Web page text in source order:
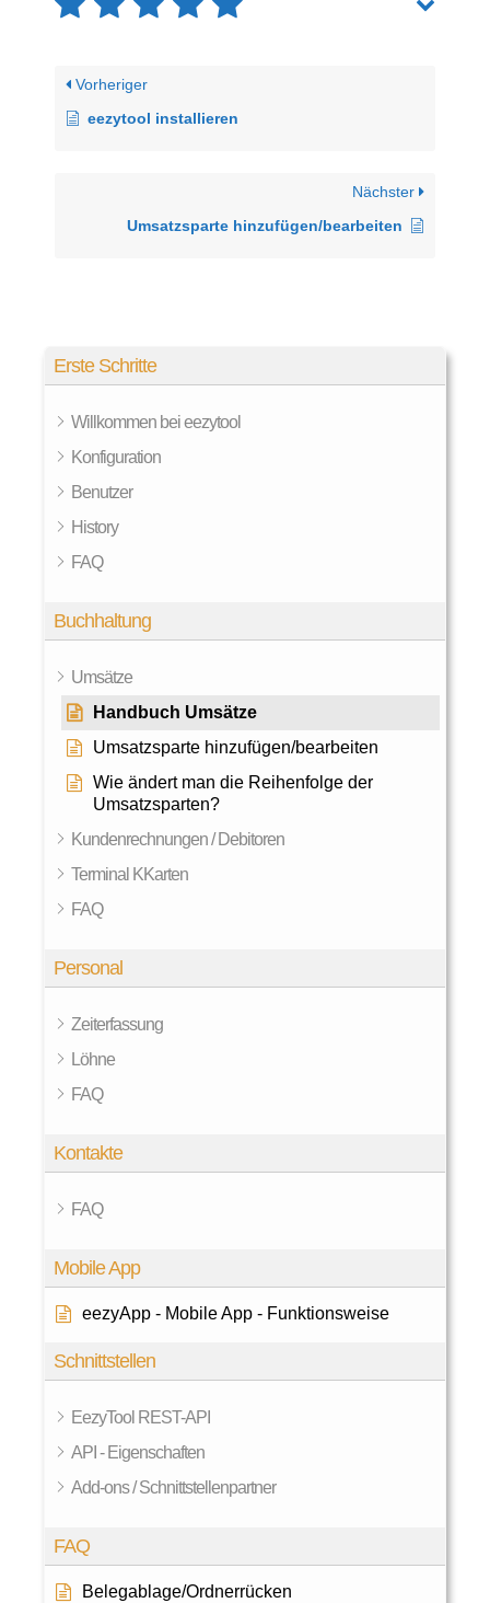
Erste Schritte
Willkommen bei eezytool
Konfiguration
Benutzer
History
FAQ
Buchhaltung
Umsätze
Handbuch Umsätze
Umsatzsparte hinzufügen/bearbeiten
Wie ändert man die Reihenfolge der
Umsatzsparten?
Kundenrechnungen / Debitoren
Terminal KKarten
FAQ
Personal
Zeiterfassung
Löhne
FAQ
Kontakte
FAQ
Mobile App
eezyApp - Mobile App - Funktionsweise
Schnittstellen
EezyTool REST-API
API - Eigenschaften
Add-ons / Schnittstellenpartner
FAQ
Belegablage/Ordnerrücken
Vorheriger
eezytool installieren
Nächster
Umsatzsparte hinzufügen/bearbeiten